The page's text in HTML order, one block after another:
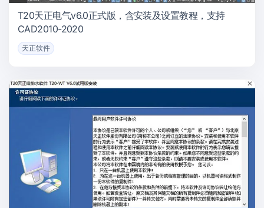
T20天正电气v6.0正式版，含安装及设置教程，支持
CAD2010-2020
天正软件